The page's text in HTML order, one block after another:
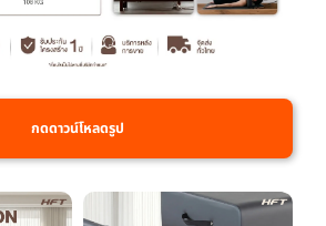
กดดาวน์โหลดรูป